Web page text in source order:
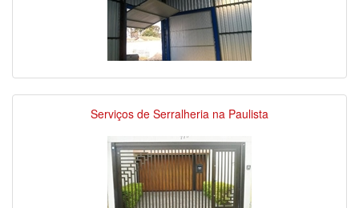
Serviços de Serralheria na Paulista